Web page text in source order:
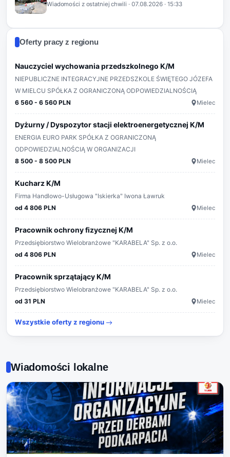
Wiadomości z ostatniej chwili · 07.08.2026· 15:33
Oferty pracy z regionu
Nauczyciel wychowania przedszkolnego K/M
NIEPUBLICZNE INTEGRACYJNE PRZEDSZKOLE ŚWIĘTEGO JÓZEFA
W MIELCU SPÓŁKA Z OGRANICZONĄ ODPOWIEDZIALNOŚCIĄ
6 560 - 6 560 PLN
Mielec
Dyżurny / Dyspozytor stacji elektroenergetycznej K/M
ENERGIA EURO PARK SPÓŁKA Z OGRANICZONĄ
ODPOWIEDZIALNOŚCIĄ W ORGANIZACJI
8 500 - 8 500 PLN
Mielec
Kucharz K/M
Firma Handlowo-Usługowa "Iskierka" Iwona Ławruk
od 4 806 PLN
Mielec
Pracownik ochrony fizycznej K/M
Przedsiębiorstwo Wielobranżowe "KARABELA" Sp. z o.o.
od 4 806 PLN
Mielec
Pracownik sprzątający K/M
Przedsiębiorstwo Wielobranżowe "KARABELA" Sp. z o.o.
od 31 PLN
Mielec
Wszystkie oferty z regionu
Wiadomości lokalne